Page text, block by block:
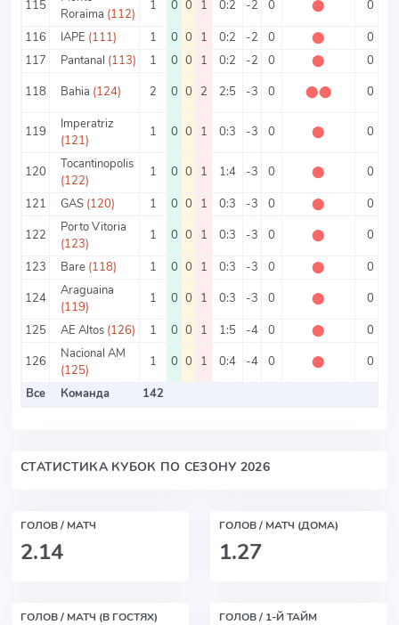
115
Roraima (112)
1 0 0 1 0:2 -2 0 ⬤ 0
116
IAPE (111) 1 0 0 1 0:2 -2 0 ⬤ 0
117
Pantanal (113) 1 0 0 1 0:2 -2 0 ⬤ 0
118
Bahia (124) 2 0 0 2 2:5 -3 0 ⬤⬤ 0
119
Imperatriz
(121)
1 0 0 1 0:3 -3 0 ⬤ 0
120
Tocantinopolis
(122)
1 0 0 1 1:4 -3 0 ⬤ 0
121
GAS (120) 1 0 0 1 0:3 -3 0 ⬤ 0
122
Porto Vitoria
(123)
1 0 0 1 0:3 -3 0 ⬤ 0
123
Bare (118) 1 0 0 1 0:3 -3 0 ⬤ 0
124
Araguaina
(119)
1 0 0 1 0:3 -3 0 ⬤ 0
125
AE Altos (126) 1 0 0 1 1:5 -4 0 ⬤ 0
126
Nacional AM
(125)
1 0 0 1 0:4 -4 0 ⬤ 0
Все
Команда 142
СТАТИСТИКА КУБОК ПО СЕЗОНУ 2026
ГОЛОВ / МАТЧ
2.14
ГОЛОВ / МАТЧ (ДОМА)
1.27
ГОЛОВ / МАТЧ (В ГОСТЯХ) ГОЛОВ / 1-Й ТАЙМ